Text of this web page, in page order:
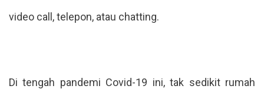
video call, telepon, atau chatting.
Di tengah pandemi Covid-19 ini, tak sedikit rumah